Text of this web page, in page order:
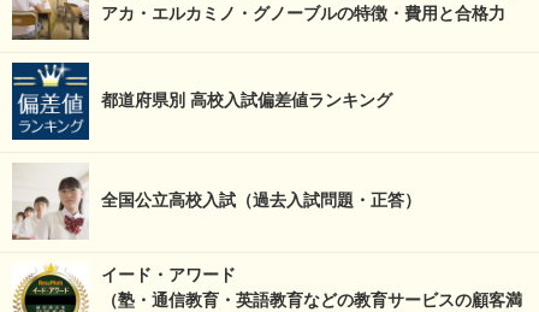
アカ・エルカミノ・グノーブルの特徴・費用と合格力
都道府県別 高校入試偏差値ランキング
全国公立高校入試（過去入試問題・正答）
イード・アワード
（塾・通信教育・英語教育などの教育サービスの顧客満